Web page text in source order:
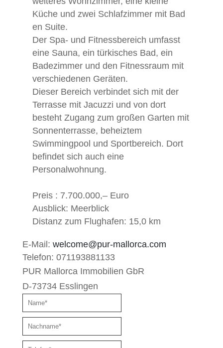
Küche und zwei Schlafzimmer mit Bad
en Suite.
Der Spa- und Fitnessbereich umfasst
eine Sauna, ein türkisches Bad, ein
Badezimmer und den Fitnessraum mit
verschiedenen Geräten.
Dieser Bereich verbindet sich mit der
Terrasse mit Jacuzzi und von dort
besteht Zugang zum großen Garten mit
Sonnenterrasse, beheiztem
Swimmingpool und Sportbereich. Dort
befindet sich auch eine
Personalwohnung.
Preis : 7.700.000,– Euro
Ausblick: Meerblick
Distanz zum Flughafen: 15,0 km
E-Mail: welcome@pur-mallorca.com
Telefon: 071193881133
PUR Mallorca Immobilien GbR
D-73734 Esslingen